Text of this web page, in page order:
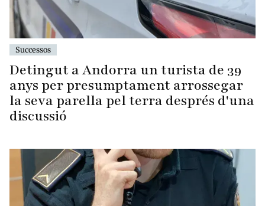
Successos
Detingut a Andorra un turista de 39
anys per presumptament arrossegar
la seva parella pel terra després d'una
discussió